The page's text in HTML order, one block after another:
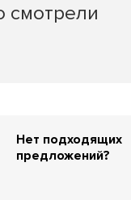
смотрели
Нет подходящих
предложений?